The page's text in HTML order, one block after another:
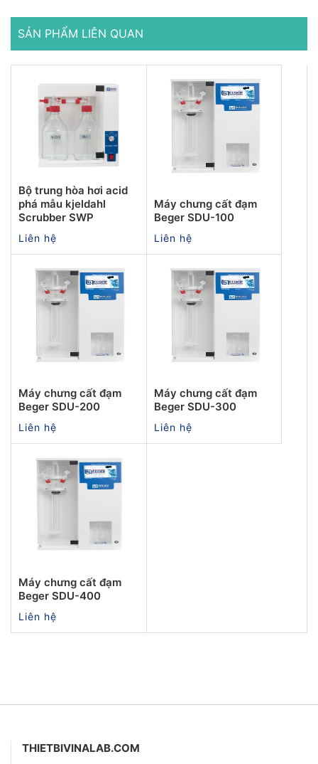
SẢN PHẨM LIÊN QUAN
Bộ trung hòa hơi acid
phá mẫu kjeldahl
Scrubber SWP
Liên hệ
Máy chưng cất đạm
Beger SDU-100
Liên hệ
Máy chưng cất đạm
Beger SDU-200
Liên hệ
Máy chưng cất đạm
Beger SDU-300
Liên hệ
Máy chưng cất đạm
Beger SDU-400
Liên hệ
THIETBIVINALAB.COM